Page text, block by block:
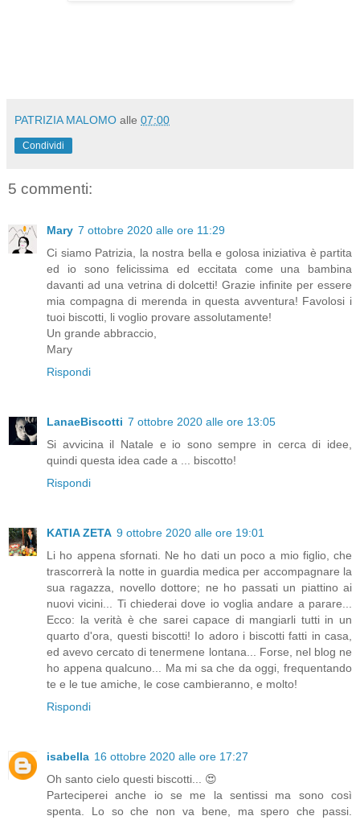
PATRIZIA MALOMO alle 07:00
Condividi
5 commenti:
Mary 7 ottobre 2020 alle ore 11:29
Ci siamo Patrizia, la nostra bella e golosa iniziativa è partita
ed io sono felicissima ed eccitata come una bambina
davanti ad una vetrina di dolcetti! Grazie infinite per essere
mia compagna di merenda in questa avventura! Favolosi i
tuoi biscotti, li voglio provare assolutamente!
Un grande abbraccio,
Mary
Rispondi
LanaeBiscotti 7 ottobre 2020 alle ore 13:05
Si avvicina il Natale e io sono sempre in cerca di idee,
quindi questa idea cade a ... biscotto!
Rispondi
KATIA ZETA 9 ottobre 2020 alle ore 19:01
Li ho appena sfornati. Ne ho dati un poco a mio figlio, che
trascorrerà la notte in guardia medica per accompagnare la
sua ragazza, novello dottore; ne ho passati un piattino ai
nuovi vicini... Ti chiederai dove io voglia andare a parare...
Ecco: la verità è che sarei capace di mangiarli tutti in un
quarto d'ora, questi biscotti! Io adoro i biscotti fatti in casa,
ed avevo cercato di tenermene lontana... Forse, nel blog ne
ho appena qualcuno... Ma mi sa che da oggi, frequentando
te e le tue amiche, le cose cambieranno, e molto!
Rispondi
isabella 16 ottobre 2020 alle ore 17:27
Oh santo cielo questi biscotti... 😍
Parteciperei anche io se me la sentissi ma sono così
spenta. Lo so che non va bene, ma spero che passi.